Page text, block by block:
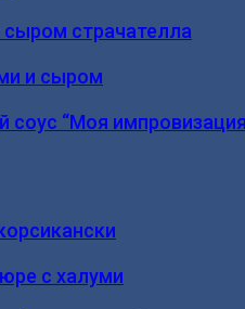
страчателла
и сыром
“Моя
с халуми